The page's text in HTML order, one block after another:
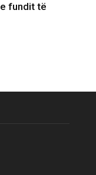
fundit të